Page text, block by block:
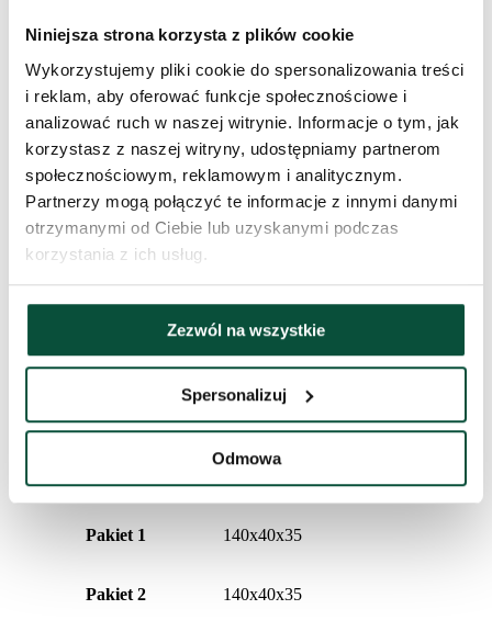
Niniejsza strona korzysta z plików cookie
Wykorzystujemy pliki cookie do spersonalizowania treści
i reklam, aby oferować funkcje społecznościowe i
analizować ruch w naszej witrynie. Informacje o tym, jak
korzystasz z naszej witryny, udostępniamy partnerom
społecznościowym, reklamowym i analitycznym.
Partnerzy mogą połączyć te informacje z innymi danymi
otrzymanymi od Ciebie lub uzyskanymi podczas
korzystania z ich usług.
Zezwól na wszystkie
Spersonalizuj
Odmowa
Procentowy udział 3D/PVC 60/40
Wykonanie Ekstra gęste
Typ rozkładania snap tree
Długość czubka 20cm
Liczba części 3
Waga (brutto) 43,5
Pakiet 1 140x40x35
Pakiet 2 140x40x35